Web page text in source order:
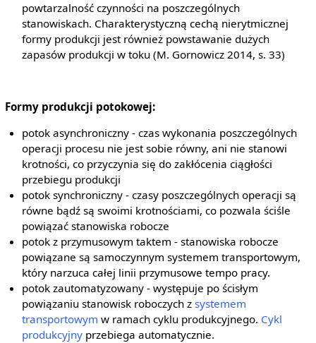
powtarzalność czynności na poszczególnych
stanowiskach. Charakterystyczną cechą nierytmicznej
formy produkcji jest również powstawanie dużych
zapasów produkcji w toku (M. Gornowicz 2014, s. 33)
Formy produkcji potokowej:
potok asynchroniczny - czas wykonania poszczególnych
operacji procesu nie jest sobie równy, ani nie stanowi
krotności, co przyczynia się do zakłócenia ciągłości
przebiegu produkcji
potok synchroniczny - czasy poszczególnych operacji są
równe bądź są swoimi krotnościami, co pozwala ściśle
powiązać stanowiska robocze
potok z przymusowym taktem - stanowiska robocze
powiązane są samoczynnym systemem transportowym,
który narzuca całej linii przymusowe tempo pracy.
potok zautomatyzowany - występuje po ścisłym
powiązaniu stanowisk roboczych zsystemem
transportowym w ramach cyklu produkcyjnego. Cykl
produkcyjny przebiega automatycznie.